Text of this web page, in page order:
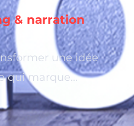
& narration
une idée
qui marque...